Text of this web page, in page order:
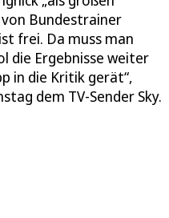
Bundestrainer
frei. Da muss man
die Ergebnisse weiter
in die Kritik gerät“,
dem TV-Sender Sky.